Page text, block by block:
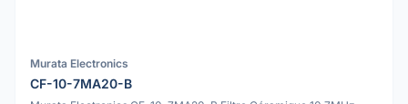
Murata Electronics
CF-10-7MA20-B